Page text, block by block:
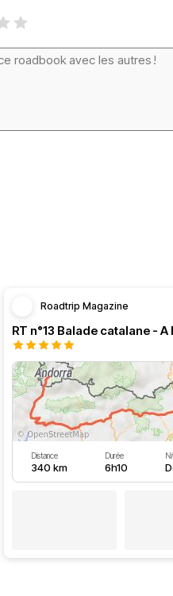
Roadtrip Magazine
Distance
340 km
Durée
6h10